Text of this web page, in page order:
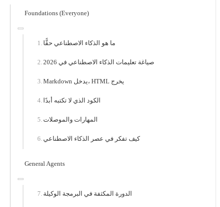
Foundations (Everyone)
ما هو الذكاء الاصطناعي حقًّا
صياغة تعليمات الذكاء الاصطناعي في 2026
Markdown يدخل، HTML يخرج
الكود الذي لا تكتبه أبدًا
المهارات والموصلات
كيف تفكر في عصر الذكاء الاصطناعي
General Agents
الدورة المكثفة في البرمجة الوكيلة